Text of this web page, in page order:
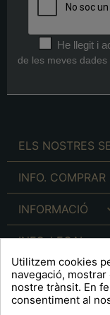
He llegit i
de les meves
ELS NOSTRES
INFO. COMPRAR
INFORMACIÓ
INFO. LEGAL
A R T S F I T É
Utilitzem cookies
navegació,
nostre trànsit. En
consentiment al